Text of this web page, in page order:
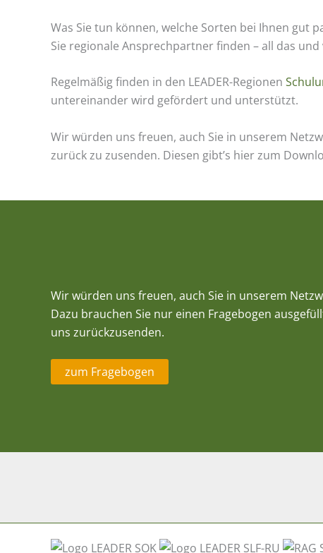
Was Sie tun können, welche Sorten bei Ihnen gut
Sie regionale Ansprechpartner finden – all das
Regelmäßig finden in den LEADER-Regionen
untereinander wird gefördert und unterstützt.
Wir würden uns freuen, auch Sie in unserem
zurück zu zusenden. Diesen gibt’s hier zum
Wir würden uns freuen, auch Sie in unserem
Dazu brauchen Sie nur einen Fragebogen
uns zurückzusenden.
zum Fragebogen